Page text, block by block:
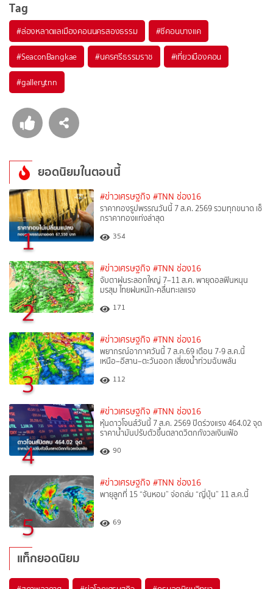
Tag
#ล่องหลาดแลเมืองคอนนครสองธรรม #ซีคอนบางแค
#SeaconBangkae #นครศรีธรรมราช #เที่ยวเมืองคอน
#gallerytnn
ยอดนิยมในตอนนี้
1
#ข่าวเศรษฐกิจ #TNN ช่อง16
ราคาทองรูปพรรณวันนี้ 7 ส.ค. 2569 รวมทุกขนาด เช็
กราคาทองแท่งล่าสุด
354
2
#ข่าวเศรษฐกิจ #TNN ช่อง16
จับตาฝนระลอกใหญ่ 7–11 ส.ค. พายุดอลฟินหนุน
มรสุม ไทยฝนหนัก-คลื่นทะเลแรง
171
3
#ข่าวเศรษฐกิจ #TNN ช่อง16
พยากรณ์อากาศวันนี้ 7 ส.ค.69 เตือน 7-9 ส.ค.นี้
เหนือ–อีสาน–ตะวันออก เสี่ยงน้ำท่วมฉับพลัน
112
4
#ข่าวเศรษฐกิจ #TNN ช่อง16
หุ้นดาวโจนส์วันนี้ 7 ส.ค. 2569 ปิดร่วงแรง 464.02 จุด
ราคาน้ำมันปรับตัวขึ้นตลาดวิตกกังวลเงินเฟ้อ
90
5
#ข่าวเศรษฐกิจ #TNN ช่อง16
พายุลูกที่ 15 “จันหอม” จ่อถล่ม “ญี่ปุ่น” 11 ส.ค.นี้
69
แท็กยอดนิยม